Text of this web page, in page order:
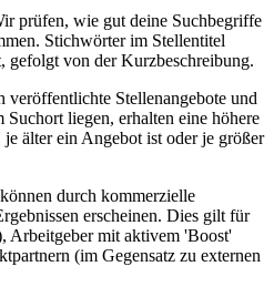
prüfen, wie gut deine Suchbegriffe
Stichwörter im Stellentitel
gefolgt von der Kurzbeschreibung.
Stellenangebote und
Suchort liegen, erhalten eine höhere
älter ein Angebot ist oder je größer
durch kommerzielle
erscheinen. Dies gilt für
Arbeitgeber mit aktivem 'Boost'
(im Gegensatz zu externen